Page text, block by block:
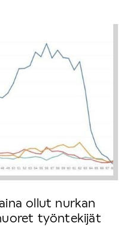
ollut nurkan
työntekijät